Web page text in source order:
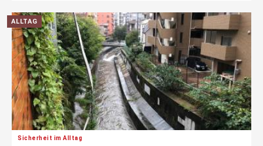
ALLTAG
Sicherheit im Alltag